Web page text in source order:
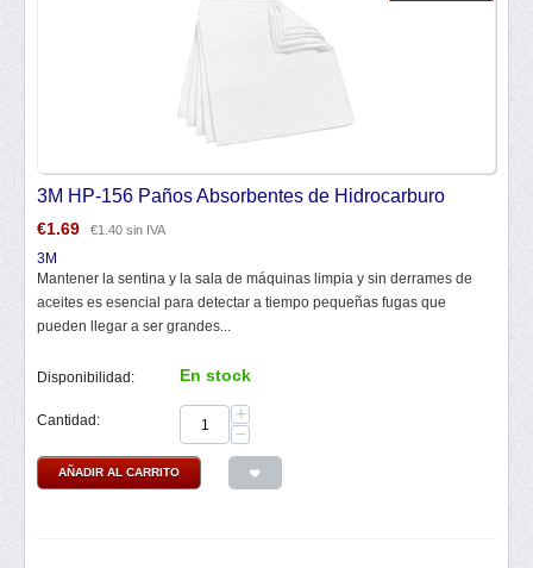
3M HP-156 Paños Absorbentes de Hidrocarburo
€1.69 €1.40 sin IVA
3M
Mantener la sentina y la sala de máquinas limpia y sin derrames de
aceites es esencial para detectar a tiempo pequeñas fugas que
pueden llegar a ser grandes...
Disponibilidad: En stock
Cantidad:
+
−
AÑADIR AL CARRITO